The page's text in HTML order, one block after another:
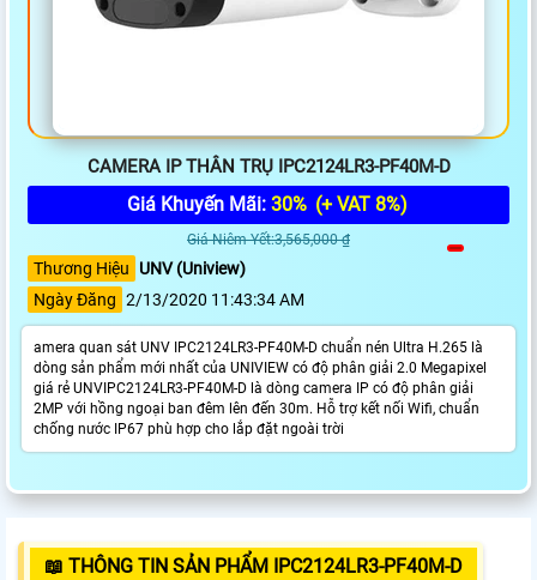
CAMERA IP THÂN TRỤ IPC2124LR3-PF40M-D
Giá Khuyến Mãi: 30% (+ VAT 8%)
Giá Niêm Yết:3,565,000 ₫
Thương Hiệu
UNV (Uniview)
Ngày Đăng 2/13/2020 11:43:34 AM
amera quan sát UNV IPC2124LR3-PF40M-D chuẩn nén Ultra H.265 là
dòng sản phẩm mới nhất của UNIVIEW có độ phân giải 2.0 Megapixel
giá rẻ UNVIPC2124LR3-PF40M-D là dòng camera IP có độ phân giải
2MP với hồng ngoại ban đêm lên đến 30m. Hỗ trợ kết nối Wifi, chuẩn
chống nước IP67 phù hợp cho lắp đặt ngoài trời
📖 THÔNG TIN SẢN PHẨM IPC2124LR3-PF40M-D